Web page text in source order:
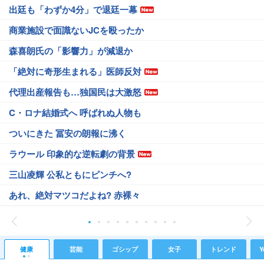
出廷も「わずか4分」で退廷一幕
商業施設で面識ないJCを殴ったか
森喜朗氏の「影響力」が減退か
「絶対に奇形生まれる」医師反対
代理出産報告も…独国民は大激怒
C・ロナ結婚式へ 呼ばれぬ人物も
ついにきた 冨安の朗報に沸く
ラウール 印象的な逆転劇の背景
三山凌輝 公私ともにピンチへ?
あれ、絶対マツコだよね? 赤裸々
健康 芸能 ゴシップ 女子 トレンド